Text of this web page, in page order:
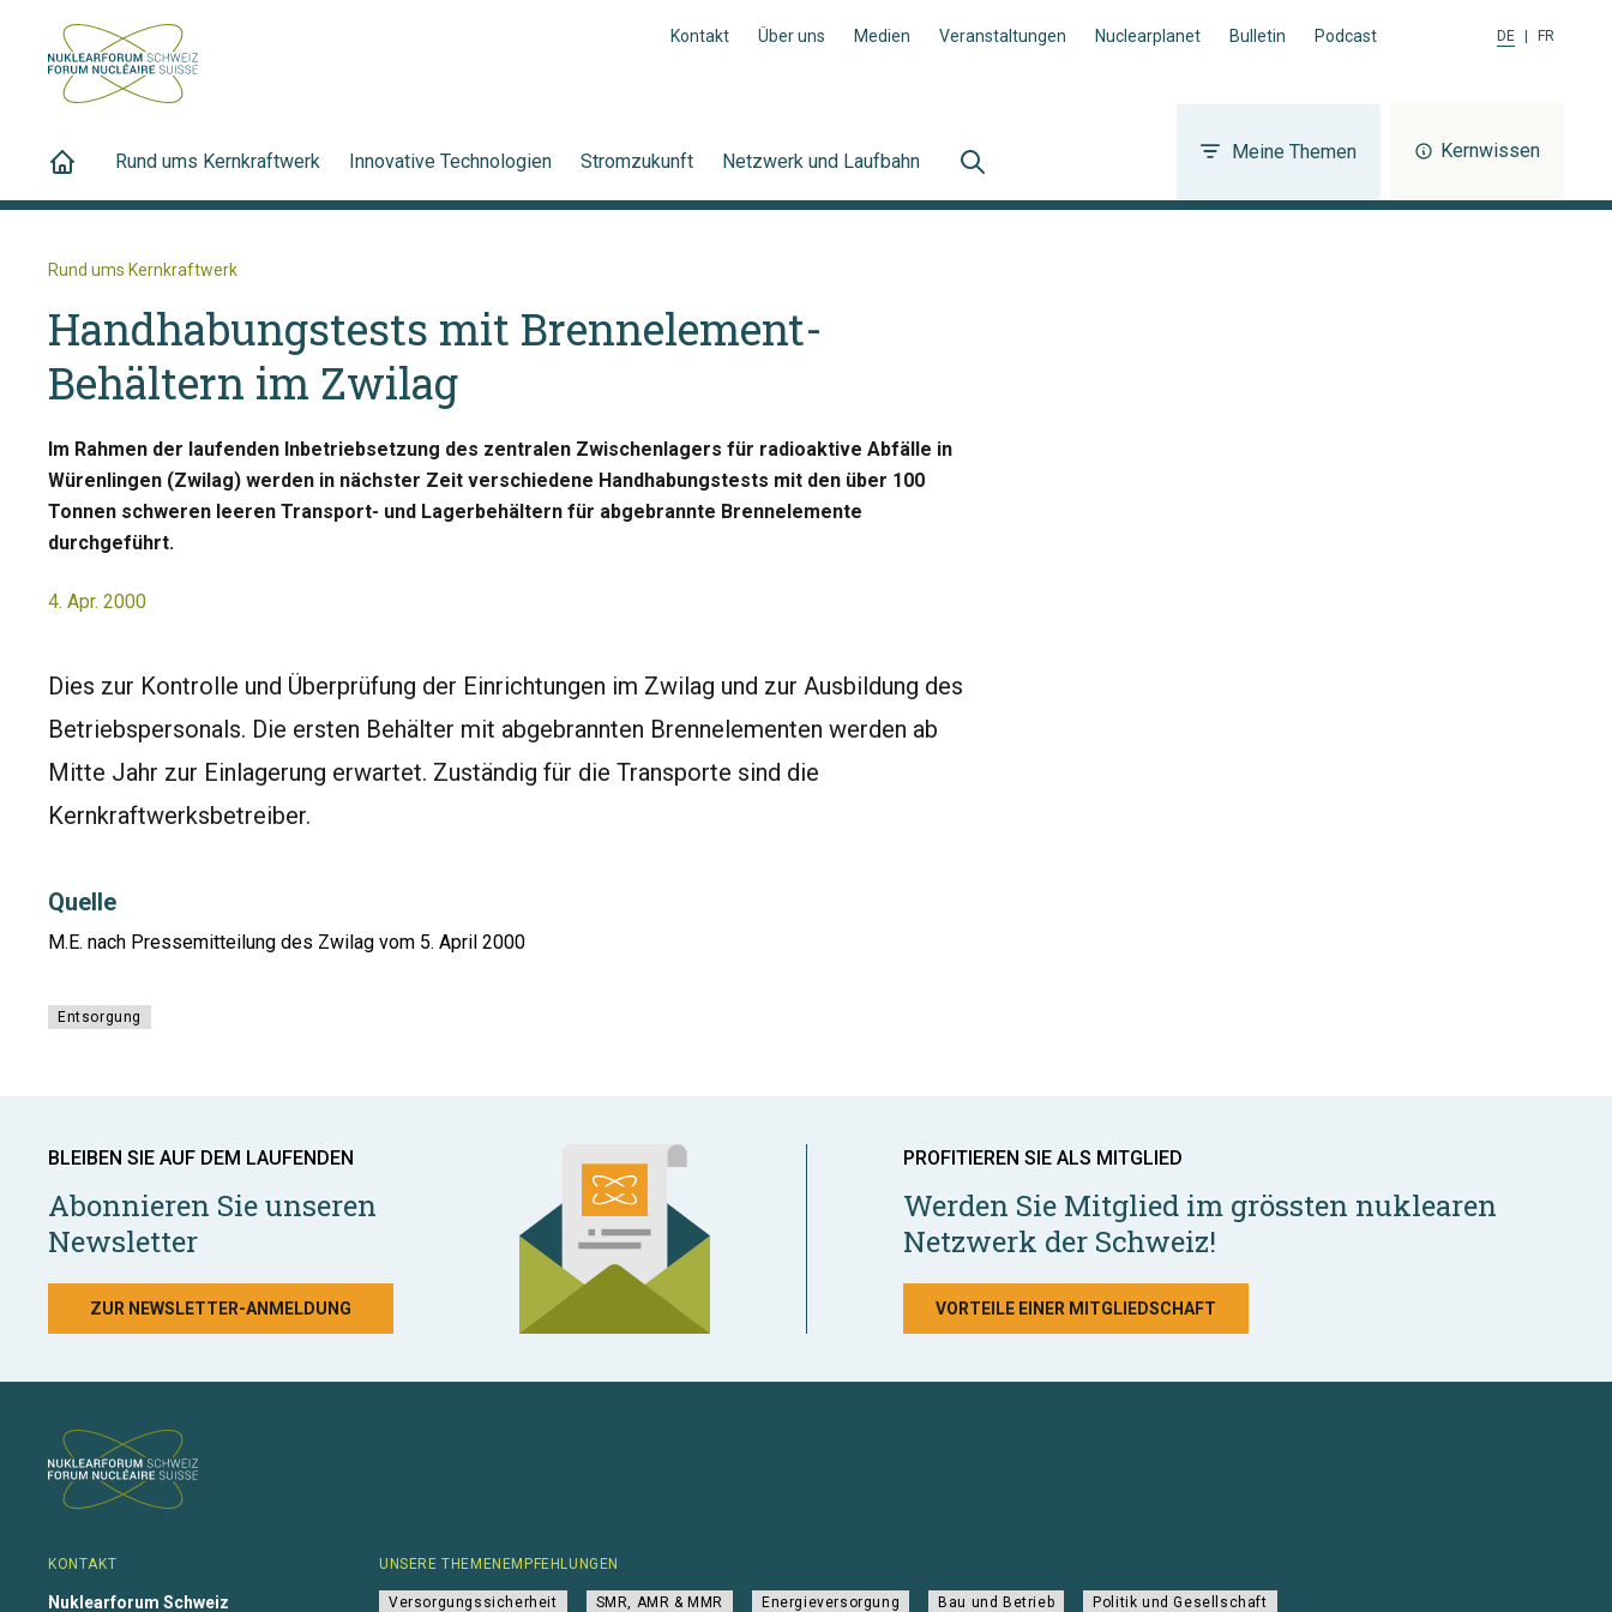
Kontakt Über uns Medien Veranstaltungen Nuclearplanet Bulletin Podcast DE FR
Rund ums Kernkraftwerk Innovative Technologien Stromzukunft Netzwerk und Laufbahn Meine Themen Kernwissen
Rund ums Kernkraftwerk
Handhabungstests mit Brennelement-
Behältern im Zwilag
Im Rahmen der laufenden Inbetriebsetzung des zentralen Zwischenlagers für radioaktive Abfälle in
Würenlingen (Zwilag) werden in nächster Zeit verschiedene Handhabungstests mit den über 100
Tonnen schweren leeren Transport- und Lagerbehältern für abgebrannte Brennelemente
durchgeführt.
4. Apr. 2000
Dies zur Kontrolle und Überprüfung der Einrichtungen im Zwilag und zur Ausbildung des
Betriebspersonals. Die ersten Behälter mit abgebrannten Brennelementen werden ab
Mitte Jahr zur Einlagerung erwartet. Zuständig für die Transporte sind die
Kernkraftwerksbetreiber.
Quelle
M.E. nach Pressemitteilung des Zwilag vom 5. April 2000
Entsorgung
BLEIBEN SIE AUF DEM LAUFENDEN
Abonnieren Sie unseren
Newsletter
ZUR NEWSLETTER-ANMELDUNG
PROFITIEREN SIE ALS MITGLIED
Werden Sie Mitglied im grössten nuklearen
Netzwerk der Schweiz!
VORTEILE EINER MITGLIEDSCHAFT
KONTAKT
Nuklearforum Schweiz
UNSERE THEMENEMPFEHLUNGEN
Versorgungssicherheit SMR, AMR & MMR Energieversorgung Bau und Betrieb Politik und Gesellschaft